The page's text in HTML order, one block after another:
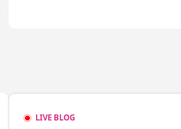
LIVE BLOG